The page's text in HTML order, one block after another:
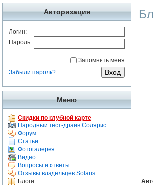
Авторизация
Логин:
Пароль:
Запомнить меня
Забыли пароль?
Меню
Скидки по клубной карте
Народный тест-драйв Солярис
Форум
Статьи
Фотогалерея
Видео
Вопросы и ответы
Отзывы владельцев Solaris
Блоги